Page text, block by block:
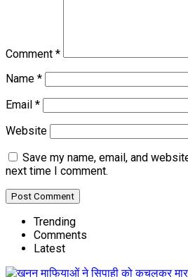
Comment *
Name *
Email *
Website
Save my name, email, and
next time I comment.
Trending
Comments
Latest